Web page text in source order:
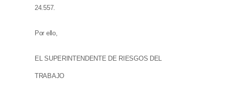
24.557.
Por ello,
EL SUPERINTENDENTE DE RIESGOS DEL
TRABAJO